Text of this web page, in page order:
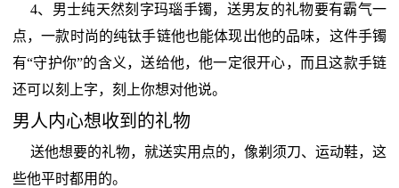
4、男士纯天然刻字玛瑙手镯，送男友的礼物要有霸气一
点，一款时尚的纯钛手链他也能体现出他的品味，这件手镯
有“守护你”的含义，送给他，他一定很开心，而且这款手链
还可以刻上字，刻上你想对他说。
男人内心想收到的礼物
送他想要的礼物，就送实用点的，像剃须刀、运动鞋，这
些他平时都用的。